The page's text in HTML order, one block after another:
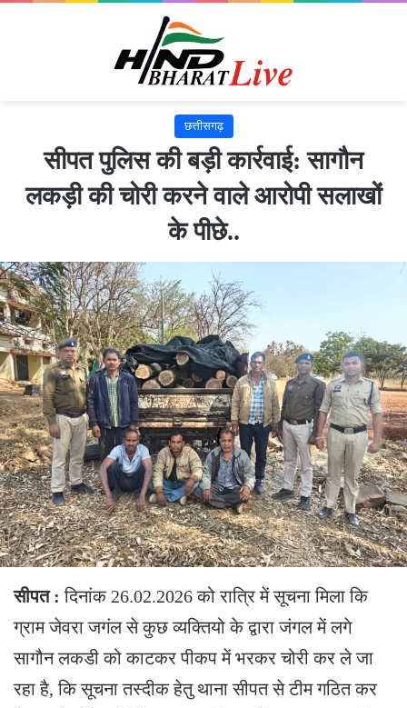
छत्तीसगढ़
सीपत पुलिस की बड़ी कार्रवाई: सागौन
लकड़ी की चोरी करने वाले आरोपी सलाखों
के पीछे..
सीपत : दिनांक 26.02.2026 को रात्रि में सूचना मिला कि
ग्राम जेवरा जगंल से कुछ व्यक्तियो के द्वारा जंगल में लगे
सागौन लकडी को काटकर पीकप में भरकर चोरी कर ले जा
रहा है, कि सूचना तस्दीक हेतु थाना सीपत से टीम गठित कर